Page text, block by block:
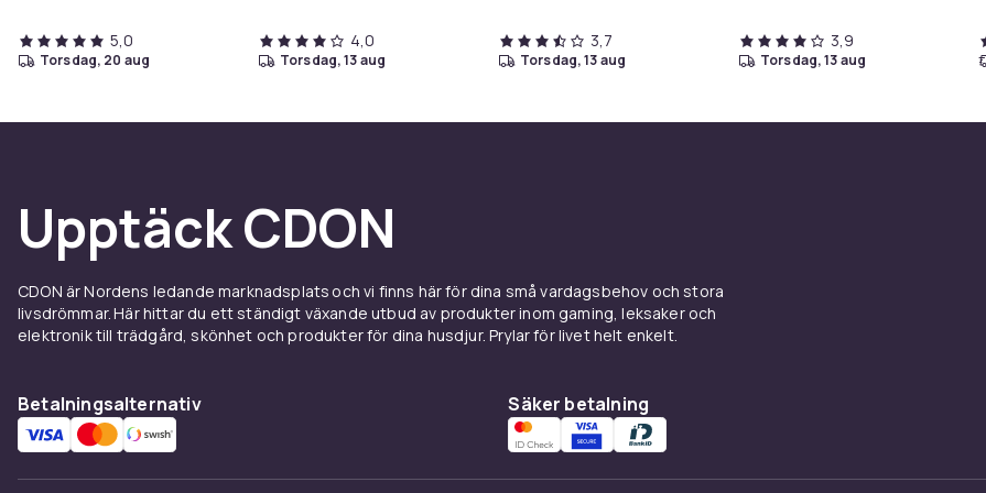
5,0
torsdag, 20 aug
4,0
torsdag, 13 aug
3,7
torsdag, 13 aug
3,9
torsdag, 13 aug
Upptäck CDON
CDON är Nordens ledande marknadsplats och vi finns här för dina små vardagsbehov och stora
livsdrömmar. Här hittar du ett ständigt växande utbud av produkter inom gaming, leksaker och
elektronik till trädgård, skönhet och produkter för dina husdjur. Prylar för livet helt enkelt.
Betalningsalternativ Säker betalning